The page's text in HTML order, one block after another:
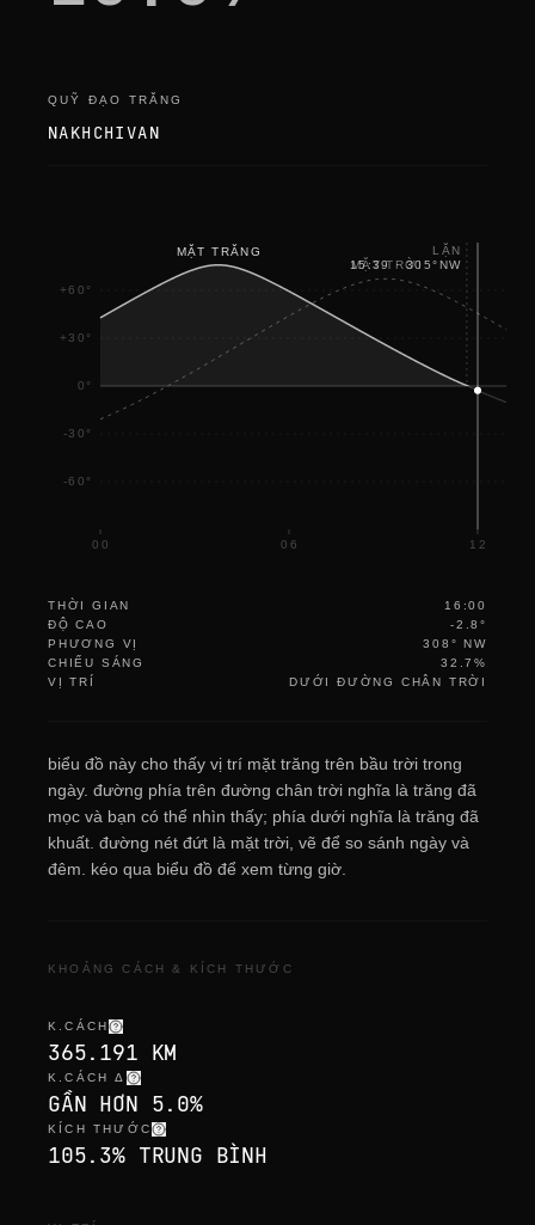
QUỸ ĐẠO TRĂNG
NAKHCHIVAN
+60°
+30°
0°
-30°
-60°
00 06 12
MẶT TRĂNG
MẶT TRỜI
LẶN
15:39·305°NW
THỜI GIAN
16:00
ĐỘ CAO
-2.8°
PHƯƠNG VỊ
308° NW
CHIẾU SÁNG
32.7%
VỊ TRÍ
DƯỚI ĐƯỜNG CHÂN TRỜI
biểu đồ này cho thấy vị trí mặt trăng trên bầu trời trong
ngày. đường phía trên đường chân trời nghĩa là trăng đã
mọc và bạn có thể nhìn thấy; phía dưới nghĩa là trăng đã
khuất. đường nét đứt là mặt trời, vẽ để so sánh ngày và
đêm. kéo qua biểu đồ để xem từng giờ.
KHOẢNG CÁCH & KÍCH THƯỚC
K.CÁCH
365.191 KM
K.CÁCH Δ
GẦN HƠN 5.0%
KÍCH THƯỚC
105.3% TRUNG BÌNH